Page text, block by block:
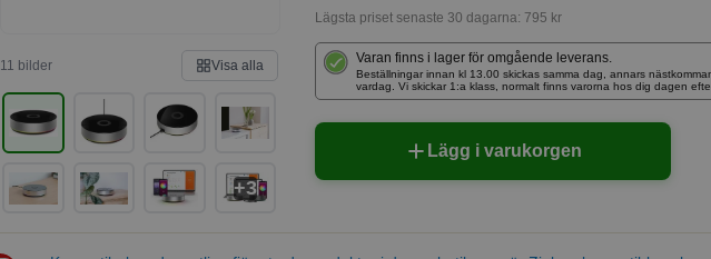
11 bilder Visa alla
+3
Lägsta priset senaste 30 dagarna: 795 kr
Varan finns i lager för omgående leverans.
Beställningar innan kl 13.00 skickas samma dag, annars
vardag. Vi skickar 1:a klass, normalt finns varorna hos dig dagen
Lägg i varukorgen